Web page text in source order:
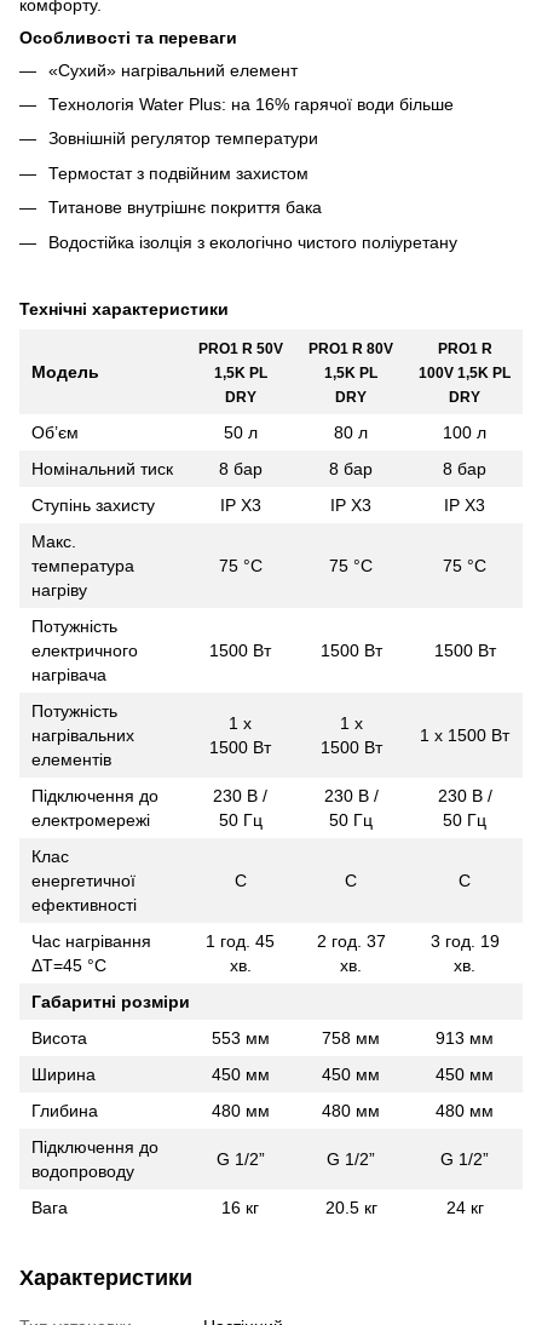
комфорту.
Особливості та переваги
«Сухий» нагрівальний елемент
Технологія Water Plus: на 16% гарячої води більше
Зовнішній регулятор температури
Термостат з подвійним захистом
Титанове внутрішнє покриття бака
Водостійка ізолція з екологічно чистого поліуретану
Технічні характеристики
Модель
PRO1 R 50V
1,5K PL
DRY
PRO1 R 80V
1,5K PL
DRY
PRO1 R
100V 1,5K PL
DRY
Об’єм 50 л 80 л
100 л
Номінальний тиск
8 бар 8 бар
8 бар
Ступінь захисту
IP X3 IP X3
IP X3
Макс.
температура
нагріву
75 °С 75 °С 75 °С
Потужність
електричного
нагрівача
1500 Вт 1500 Вт 1500 Вт
Потужність
нагрівальних
елементів
1 х
1500 Вт
1 х
1500 Вт
1 х 1500 Вт
Підключення до
електромережі
230 В /
50 Гц
230 В /
50 Гц
230 В /
50 Гц
Клас
енергетичної
ефективності
C C C
Час нагрівання
ΔT=45 °С
1 год. 45
хв.
2 год. 37
хв.
3 год. 19
хв.
Габаритні розміри
Висота
553 мм 758 мм
913 мм
Ширина
450 мм 450 мм
450 мм
Глибина
480 мм 480 мм
480 мм
Підключення до
водопроводу
G 1/2” G 1/2” G 1/2”
Вага 16 кг 20.5 кг 24 кг
Характеристики